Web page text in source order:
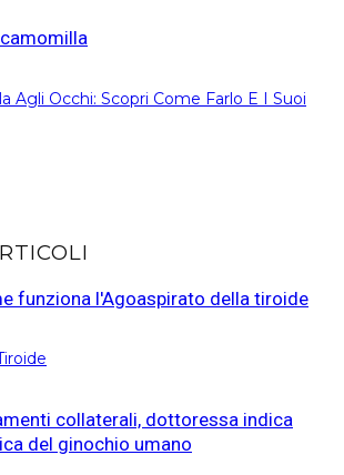
Agli Occhi: Scopri Come Farlo E I Suoi